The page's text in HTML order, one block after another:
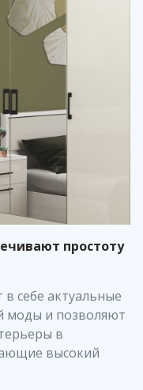
простоту
себе актуальные
моды и позволяют
в
высокий